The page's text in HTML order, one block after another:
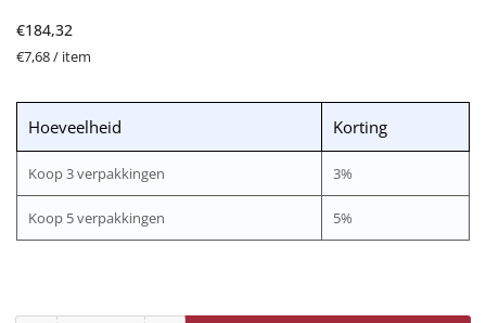
Normale
prijs
€184,32
Prijs
verpakking
€7,68/ per
item
Hoeveelheid Korting
Koop 3 verpakkingen 3%
Koop 5 verpakkingen 5%